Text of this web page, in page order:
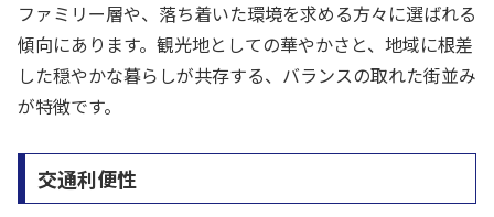
ファミリー層や、落ち着いた環境を求める方々に選ばれる
傾向にあります。観光地としての華やかさと、地域に根差
した穏やかな暮らしが共存する、バランスの取れた街並み
が特徴です。
交通利便性